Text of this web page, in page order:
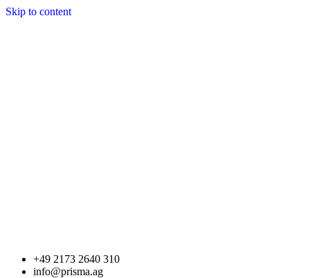
Skip to content
+49 2173 2640 310
info@prisma.ag